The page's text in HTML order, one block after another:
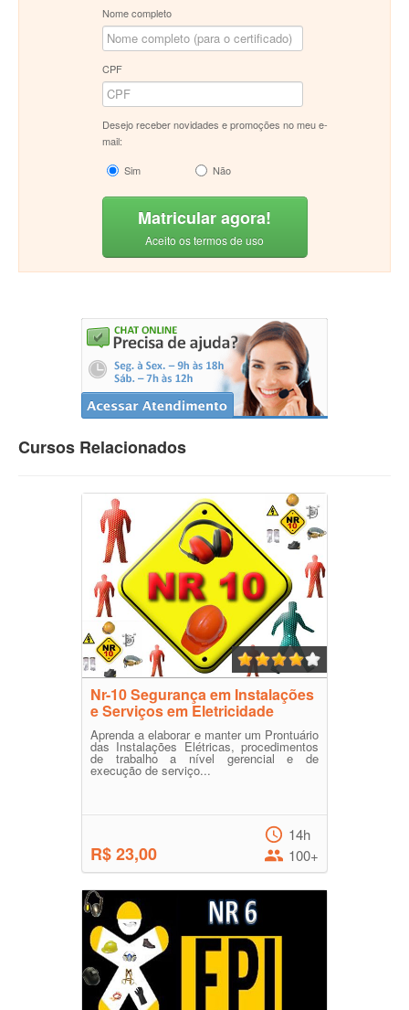
Nome completo
CPF
Desejo receber novidades e promoções no meu e-
mail:
Sim
Não
Matricular agora!
Aceito os termos de uso
Cursos Relacionados
Nr-10 Segurança em Instalações
e Serviços em Eletricidade
Aprenda a elaborar e manter um Prontuário
das Instalações Elétricas, procedimentos
de trabalho a nível gerencial e de
execução de serviço...
R$ 23,00
14h
100+